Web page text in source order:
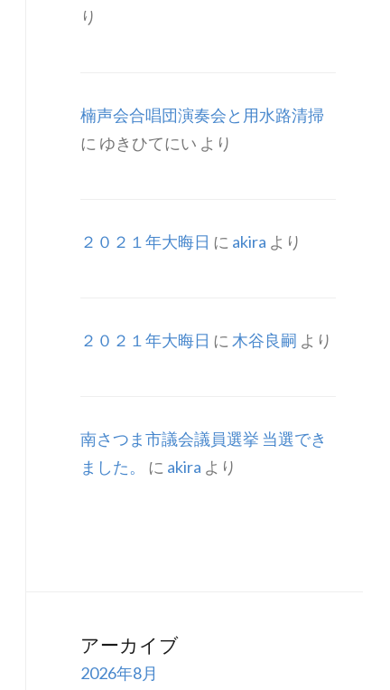
り
楠声会合唱団演奏会と用水路清掃
に ゆきひてにい より
２０２１年大晦日 に akira より
２０２１年大晦日 に 木谷良嗣 より
南さつま市議会議員選挙 当選でき
ました。
に akira より
アーカイブ
2026年8月